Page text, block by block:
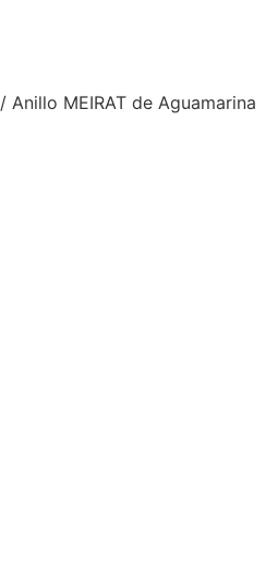
/ Anillo MEIRAT de Aguamarina